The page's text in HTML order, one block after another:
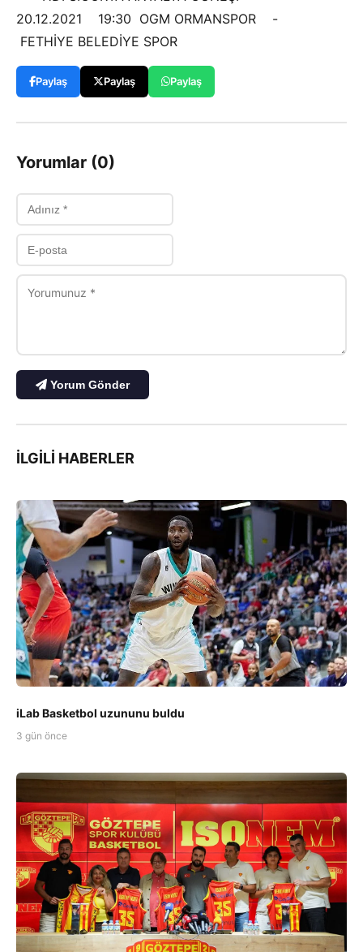
20.12.2021 19:30 OGM ORMANSPOR -
FETHİYE BELEDİYE SPOR
Paylaş Paylaş Paylaş
Yorumlar (0)
Yorum Gönder
İLGILI HABERLER
iLab Basketbol uzununu buldu
3 gün önce